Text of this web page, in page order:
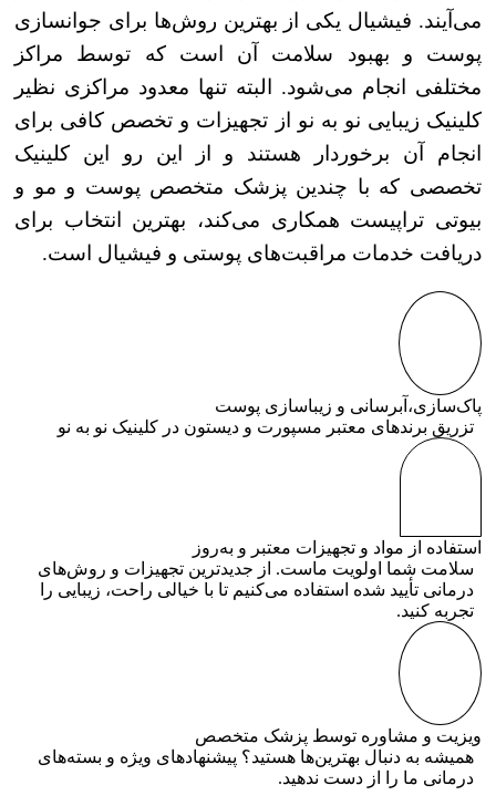
می‌آیند. فیشیال یکی از بهترین روش‌ها برای جوانسازی
پوست و بهبود سلامت آن است که توسط مراکز
مختلفی انجام می‌شود. البته تنها معدود مراکزی نظیر
کلینیک زیبایی نو به نو از تجهیزات و تخصص کافی برای
انجام آن برخوردار هستند و از این رو این کلینیک
تخصصی که با چندین پزشک متخصص پوست و مو و
بیوتی تراپیست همکاری می‌کند، بهترین انتخاب برای
دریافت خدمات مراقبت‌های پوستی و فیشیال است.
پاک‌سازی،آبرسانی و زیباسازی پوست
تزریق برندهای معتبر مسپورت و دیستون در کلینیک نو به نو
استفاده از مواد و تجهیزات معتبر و به‌روز
سلامت شما اولویت ماست. از جدیدترین تجهیزات و روش‌های
درمانی تأیید شده استفاده می‌کنیم تا با خیالی راحت، زیبایی را
تجربه کنید.
ویزیت و مشاوره توسط پزشک متخصص
همیشه به دنبال بهترین‌ها هستید؟ پیشنهادهای ویژه و بسته‌های
درمانی ما را از دست ندهید.